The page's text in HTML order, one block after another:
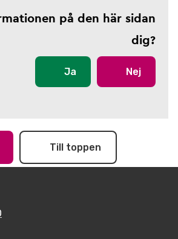
på den här sidan
dig?
Ja Nej
Till toppen